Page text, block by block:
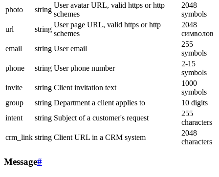
photo
string
User avatar URL, valid https or http
schemes
2048
symbols
url
string
User page URL, valid https or http
schemes
2048
символов
email
string User email
255
symbols
phone
string User phone number
2-15
symbols
invite
string Client invitation text
1000
symbols
group
string Department a client applies to
10 digits
intent
string Subject of a customer's request
255
characters
crm_link string Client URL in a CRM system
2048
characters
Message#